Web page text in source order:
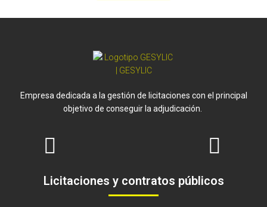
Empresa dedicada a la gestión de licitaciones con el principal
objetivo de conseguir la adjudicación.
Licitaciones y contratos públicos